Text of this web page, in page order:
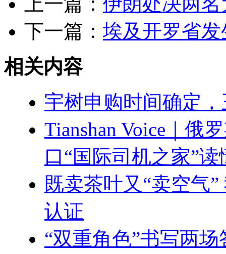
下一篇： 埃及开罗省
相关内容
宇树申购时间确定
Tianshan Voice｜俄
口“国际司机之家”
既卖茶叶又“卖空气
认证
“双重角色”书写两